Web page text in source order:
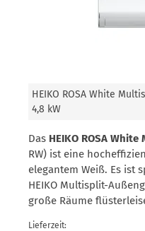
HEIKO ROSA White
4,8 kW
Das HEIKO ROSA
RW) ist eine
elegantem Weiß. Es ist
HEIKO Multisplit-
große Räume
Lieferzeit: